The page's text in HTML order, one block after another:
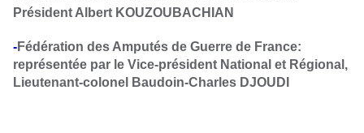
Président Albert KOUZOUBACHIAN
-Fédération des Amputés de Guerre de France:
représentée par le Vice-président National et Régional,
Lieutenant-colonel Baudoin-Charles DJOUDI